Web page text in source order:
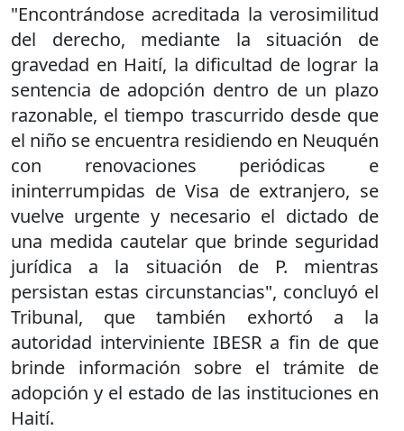
"Encontrándose acreditada la verosimilitud
del derecho, mediante la situación de
gravedad en Haití, la dificultad de lograr la
sentencia de adopción dentro de un plazo
razonable, el tiempo trascurrido desde que
el niño se encuentra residiendo en Neuquén
con renovaciones periódicas e
ininterrumpidas de Visa de extranjero, se
vuelve urgente y necesario el dictado de
una medida cautelar que brinde seguridad
jurídica a la situación de P. mientras
persistan estas circunstancias", concluyó el
Tribunal, que también exhortó a la
autoridad interviniente IBESR a fin de que
brinde información sobre el trámite de
adopción y el estado de las instituciones en
Haití.